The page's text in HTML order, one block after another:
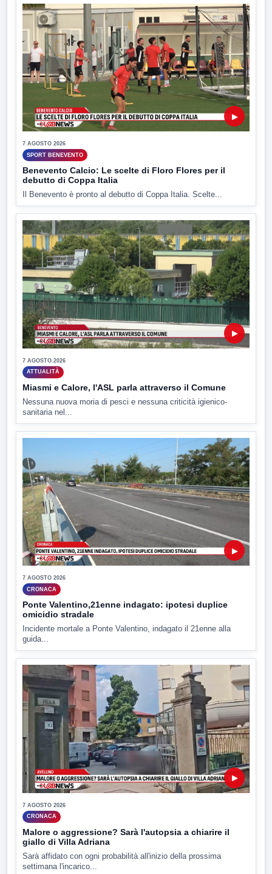
▶
7 AGOSTO 2026
SPORT BENEVENTO
Benevento Calcio: Le scelte di Floro Flores per il
debutto di Coppa Italia
Il Benevento è pronto al debutto di Coppa Italia. Scelte...
▶
7 AGOSTO 2026
ATTUALITÀ
Miasmi e Calore, l'ASL parla attraverso il Comune
Nessuna nuova moria di pesci e nessuna criticità igienico-
sanitaria nel...
▶
7 AGOSTO 2026
CRONACA
Ponte Valentino,21enne indagato: ipotesi duplice
omicidio stradale
Incidente mortale a Ponte Valentino, indagato il 21enne alla
guida...
▶
7 AGOSTO 2026
CRONACA
Malore o aggressione? Sarà l'autopsia a chiarire il
giallo di Villa Adriana
Sarà affidato con ogni probabilità all'inizio della prossima
settimana l'incarico...